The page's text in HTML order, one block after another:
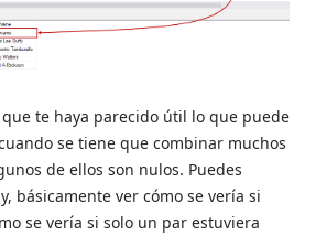
te haya parecido útil lo que puede
se tiene que combinar muchos
de ellos son nulos. Puedes
básicamente ver cómo se vería si
se vería si solo un par estuviera